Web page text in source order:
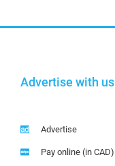
Advertise with us
Advertise
Pay online (in CAD)